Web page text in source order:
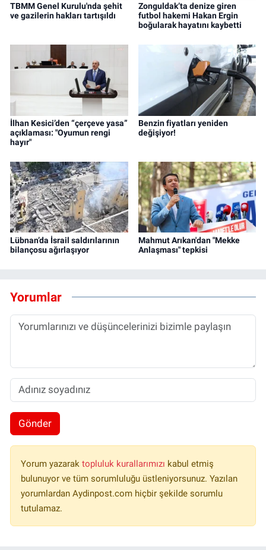
TBMM Genel Kurulu'nda şehit
ve gazilerin hakları tartışıldı
Zonguldak’ta denize giren
futbol hakemi Hakan Ergin
boğularak hayatını kaybetti
İlhan Kesici’den “çerçeve yasa”
açıklaması: "Oyumun rengi
hayır"
Benzin fiyatları yeniden
değişiyor!
Lübnan’da İsrail saldırılarının
bilançosu ağırlaşıyor
Mahmut Arıkan'dan "Mekke
Anlaşması" tepkisi
Yorumlar
Gönder
Yorum yazarak topluluk kurallarımızı kabul etmiş
bulunuyor ve tüm sorumluluğu üstleniyorsunuz. Yazılan
yorumlardan Aydinpost.com hiçbir şekilde sorumlu
tutulamaz.